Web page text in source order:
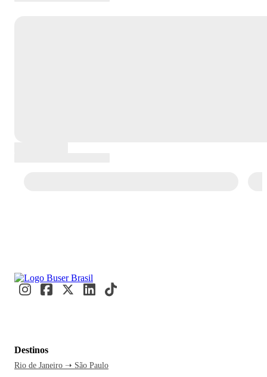
Destinos
Rio de Janeiro ➝ São Paulo